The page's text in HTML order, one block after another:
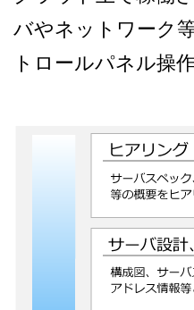
バやネットワーク
トロールパネル操